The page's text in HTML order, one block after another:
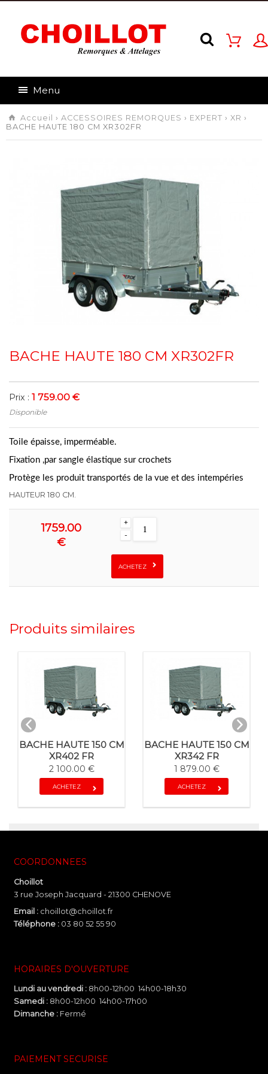
Menu
Accueil ›ACCESSOIRES REMORQUES › EXPERT ›XR ›
BACHE HAUTE 180 CM XR302FR
BACHE HAUTE 180 CM XR302FR
Prix : 1 759.00 €
Disponible
Toile épaisse, imperméable.
Fixation ,par sangle élastique sur crochets
Protège les produit transportés de la vue et des intempéries
HAUTEUR 180 CM.
1759.00
€
+
-
ACHETEZ
Produits similaires
BACHE HAUTE 150 CM
XR402 FR
2 100.00 €
ACHETEZ
BACHE HAUTE 150 CM
XR342 FR
1 879.00 €
ACHETEZ
COORDONNEES
Choillot
3 rue Joseph Jacquard - 21300 CHENOVE
Email : choillot@choillot.fr
Téléphone :03 80 52 55 90
HORAIRES D'OUVERTURE
Lundi au vendredi :8h00-12h00 14h00-18h30
Samedi :8h00-12h00 14h00-17h00
Dimanche :Fermé
PAIEMENT SECURISE